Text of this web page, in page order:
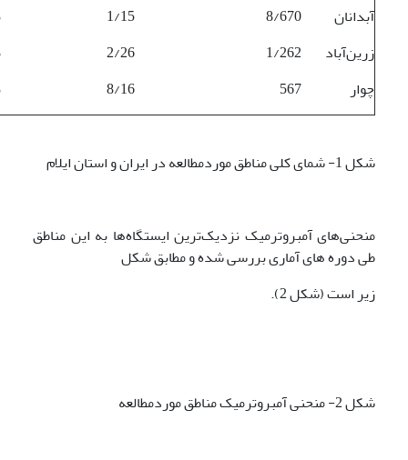
آبدانان
8/670
1/15
زرین‌آباد
1/262
2/26
چوار
567
8/16
شکل 1- شمای کلی مناطق موردمطالعه در ایران و استان ایلام
منحنی‌های آمبروترمیک نزدیک‌ترین ایستگاه‌ها به این مناطق
طی دوره های آماری بررسی شده و مطابق شکل
زیر است (شکل 2).
شکل 2- منحنی آمبروترمیک مناطق موردمطالعه